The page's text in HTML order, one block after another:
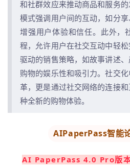
和社群效应来推动商品和服务
模式强调用户间的互动，如分
增强用户体验和信任。此外，
程，允许用户在社交互动中轻
驱动的销售策略，如故事讲述
购物的娱乐性和吸引力。社交
革，更是通过社交网络的连接
种全新的购物体验。
AIPaperPass智能
AI PaperPass 4.0 Pro版本